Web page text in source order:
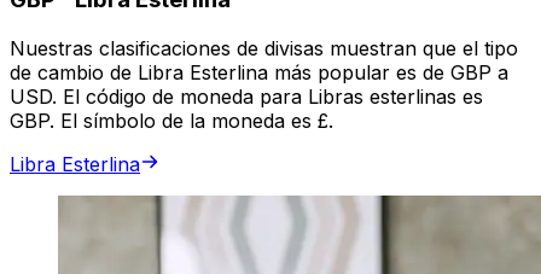
Nuestras clasificaciones de divisas muestran que el tipo
de cambio de Libra Esterlina más popular es de GBP a
USD. El código de moneda para Libras esterlinas es
GBP. El símbolo de la moneda es £.
Libra Esterlina